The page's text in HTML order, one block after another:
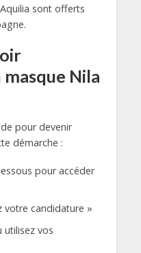
sont offerts
Nila
pour devenir
démarche :
pour accéder
votre candidature »
utilisez vos